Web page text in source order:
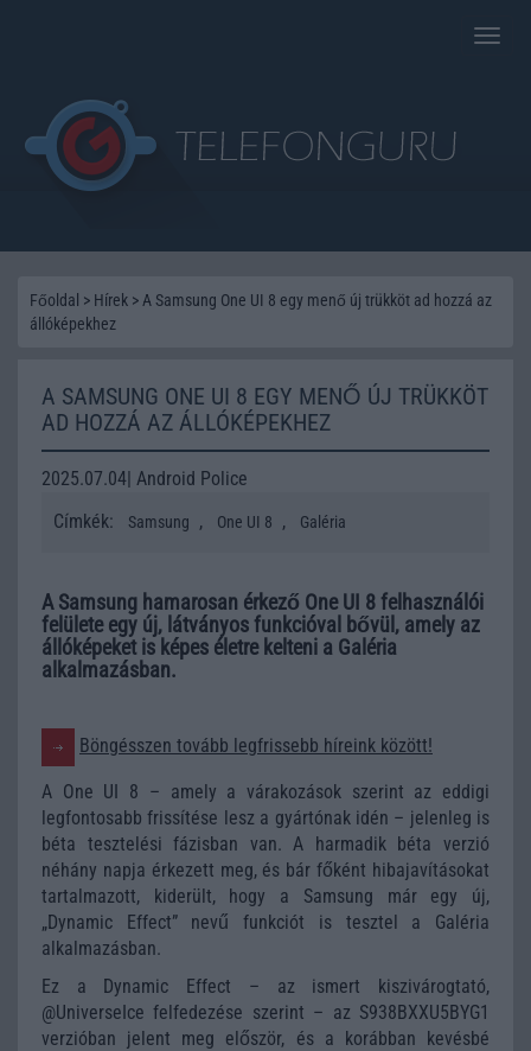
Toggle
Főoldal > Hírek > A Samsung One UI 8 egy menő új trükköt ad hozzá az
állóképekhez
A SAMSUNG ONE UI 8 EGY MENŐ ÚJ TRÜKKÖT
AD HOZZÁ AZ ÁLLÓKÉPEKHEZ
2025.07.04| Android Police
Címkék:
Samsung , One UI 8 , Galéria
A Samsung hamarosan érkező One UI 8 felhasználói
felülete egy új, látványos funkcióval bővül, amely az
állóképeket is képes életre kelteni a Galéria
alkalmazásban.
Böngésszen tovább legfrissebb híreink között!
A One UI 8 – amely a várakozások szerint az eddigi
legfontosabb frissítése lesz a gyártónak idén – jelenleg is
béta tesztelési fázisban van. A harmadik béta verzió
néhány napja érkezett meg, és bár főként hibajavításokat
tartalmazott, kiderült, hogy a Samsung már egy új,
„Dynamic Effect” nevű funkciót is tesztel a Galéria
alkalmazásban.
Ez a Dynamic Effect – az ismert kiszivárogtató,
@UniverseIce felfedezése szerint – az S938BXXU5BYG1
verzióban jelent meg először, és a korábban kevésbé